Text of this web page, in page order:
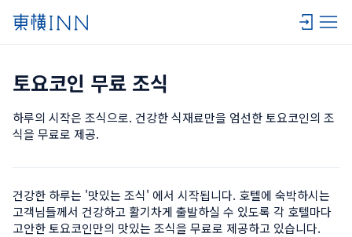
토요코인 무료 조식
하루의 시작은 조식으로. 건강한 식재료만을 엄선한 토요코인의 조
식을 무료로 제공.
건강한 하루는 '맛있는 조식' 에서 시작됩니다. 호텔에 숙박하시는
고객님들께서 건강하고 활기차게 출발하실 수 있도록 각 호텔마다
고안한 토요코인만의 맛있는 조식을 무료로 제공하고 있습니다.